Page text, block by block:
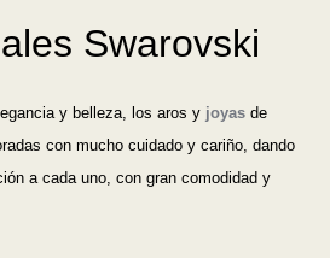
Swarovski
y belleza, los aros y joyas de
con mucho cuidado y cariño, dando
a cada uno, con gran comodidad y